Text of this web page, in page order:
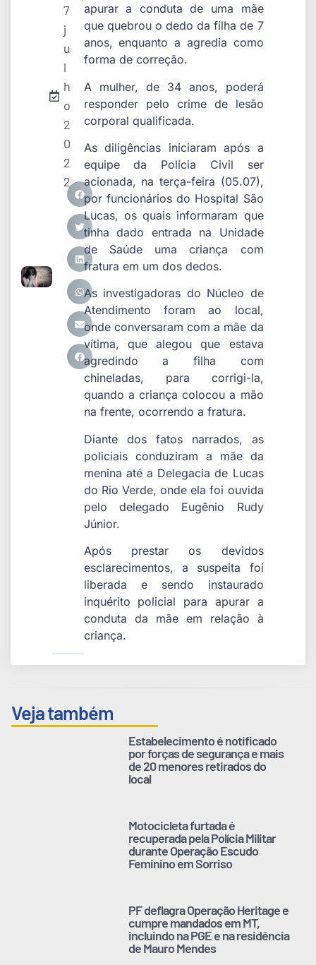
7
j
u
l
h
o
2
0
2
2
apurar a conduta de uma mãe
que quebrou o dedo da filha de 7
anos, enquanto a agredia como
forma de correção.
A mulher, de 34 anos, poderá
responder pelo crime de lesão
corporal qualificada.
As diligências iniciaram após a
equipe da Polícia Civil ser
acionada, na terça-feira (05.07),
por funcionários do Hospital São
Lucas, os quais informaram que
tinha dado entrada na Unidade
de Saúde uma criança com
fratura em um dos dedos.
As investigadoras do Núcleo de
Atendimento foram ao local,
onde conversaram com a mãe da
vítima, que alegou que estava
agredindo a filha com
chineladas, para corrigi-la,
quando a criança colocou a mão
na frente, ocorrendo a fratura.
Diante dos fatos narrados, as
policiais conduziram a mãe da
menina até a Delegacia de Lucas
do Rio Verde, onde ela foi ouvida
pelo delegado Eugênio Rudy
Júnior.
Após prestar os devidos
esclarecimentos, a suspeita foi
liberada e sendo instaurado
inquérito policial para apurar a
conduta da mãe em relação à
criança.
Veja também
Estabelecimento é notificado
por forças de segurança e mais
de 20 menores retirados do
local
Motocicleta furtada é
recuperada pela Polícia Militar
durante Operação Escudo
Feminino em Sorriso
PF deflagra Operação Heritage e
cumpre mandados em MT,
incluindo na PGE e na residência
de Mauro Mendes